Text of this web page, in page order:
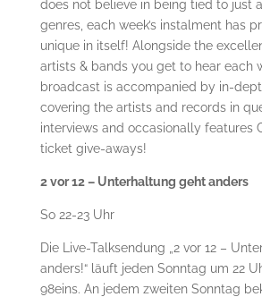
does not believe in being tied to just
genres, each week’s instalment has
unique in itself! Alongside the
artists & bands you get to hear each
broadcast is accompanied by in-
covering the artists and records in
interviews and occasionally features
ticket give-aways!
2 vor 12 – Unterhaltung geht anders
So 22-23 Uhr
Die Live-Talksendung „2 vor 12 –
anders!“ läuft jeden Sonntag um 22
98eins. An jedem zweiten Sonntag